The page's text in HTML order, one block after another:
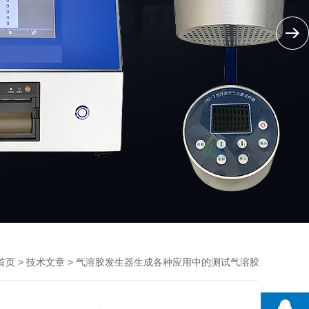
页 > 技术文章 > 气溶胶发生器生成各种应用中的测试气溶胶